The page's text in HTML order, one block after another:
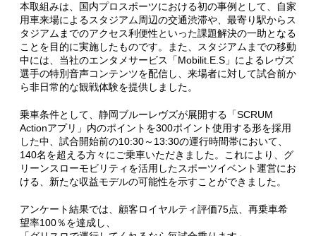
本取組みは、国内プロスポーツにおける初の事例として、自家
用車来場によるスタジアム周辺の交通渋滞や、最寄り駅からス
タジアムまでのアクセス利便性といった課題解決の一助となる
ことを目的に実施したものです。また、スタジアムまでの移動
中には、当社のエンタメサービス「Mobilit.E.S」によるレヴズ
選手の特別音声コンテンツを配信し、来場者に対して試合前か
ら非日常的な観戦体験を提供しました。
乗車条件として、静岡ブルーレヴズが展開する「SCRUM
Actionアプリ」内のポイントを300ポイント使用する形を採用
した中、試合開始前の10:30～13:30の運行時間帯において、
140名を超える方々にご乗車いただきました。これにより、グ
リーンスローモビリティを活用したスポーツイベント運営にお
ける、新たな収益モデルの可能性を示すことができました。
アンケート結果では、顧客ロイヤルティ評価75点、再乗車希
望率100％を達成し、